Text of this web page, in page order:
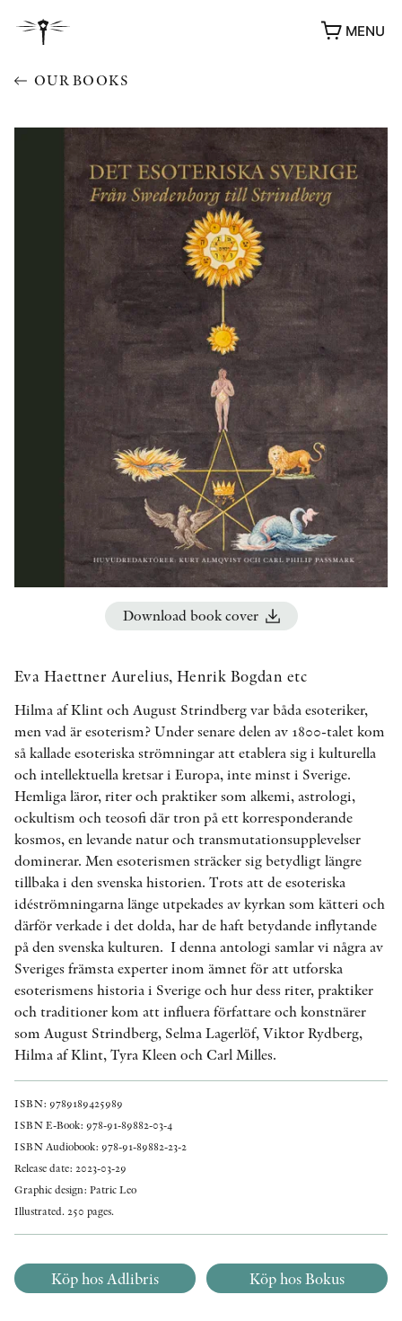
MENU
AWARDS
OTHER FORMATS
PEER REVIEW PROCESS
OUR BOOKS
Download book cover
Eva Haettner Aurelius, Henrik Bogdan etc
Hilma af Klint och August Strindberg var båda esoteriker,
men vad är esoterism? Under senare delen av 1800-talet kom
så kallade esoteriska strömningar att etablera sig i kulturella
och intellektuella kretsar i Europa, inte minst i Sverige.
Hemliga läror, riter och praktiker som alkemi, astrologi,
ockultism och teosofi där tron på ett korresponderande
kosmos, en levande natur och transmutationsupplevelser
dominerar. Men esoterismen sträcker sig betydligt längre
tillbaka i den svenska historien. Trots att de esoteriska
idéströmningarna länge utpekades av kyrkan som kätteri och
därför verkade i det dolda, har de haft betydande inflytande
på den svenska kulturen. I denna antologi samlar vi några av
Sveriges främsta experter inom ämnet för att utforska
esoterismens historia i Sverige och hur dess riter, praktiker
och traditioner kom att influera författare och konstnärer
som August Strindberg, Selma Lagerlöf, Viktor Rydberg,
Hilma af Klint, Tyra Kleen och Carl Milles.
ISBN: 9789189425989
ISBN E-Book: 978-91-89882-03-4
ISBN Audiobook: 978-91-89882-23-2
Release date: 2023-03-29
Graphic design: Patric Leo
Illustrated. 250 pages.
Köp hos Adlibris Köp hos Bokus